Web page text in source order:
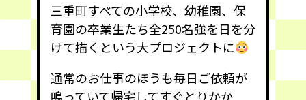
三重町すべての小学校、幼稚園、保
育園の卒業生たち全250名強を日を分
けて描くという大プロジェクトに
通常のお仕事のほうも毎日ご依頼が
鳴っていて帰宅してすぐとりかか